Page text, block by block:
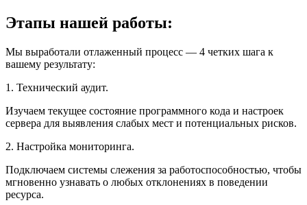
Этапы нашей работы:
Мы выработали отлаженный процесс — 4 четких шага к
вашему результату:
1. Технический аудит.
Изучаем текущее состояние программного кода и настроек
сервера для выявления слабых мест и потенциальных рисков.
2. Настройка мониторинга.
Подключаем системы слежения за работоспособностью, чтобы
мгновенно узнавать о любых отклонениях в поведении
ресурса.